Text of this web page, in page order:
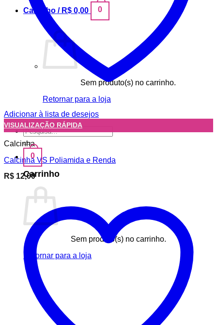
Carrinho / R$ 0,00 0
Sem produto(s) no carrinho.
Retornar para a loja
Pesquisar
por:
0
Carrinho
Sem produto(s) no carrinho.
Retornar para a loja
Adicionar à lista de desejos
VISUALIZAÇÃO RÁPIDA
Calcinha
Calcinha VS Poliamida e Renda
R$ 12,00